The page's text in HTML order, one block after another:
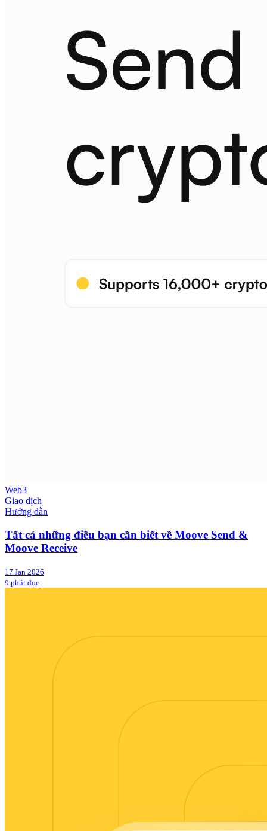
Web3
Giao dịch
Hướng dẫn
Tất cả những điều bạn cần biết về Moove Send &
Moove Receive
17 Jan 2026
9 phút đọc